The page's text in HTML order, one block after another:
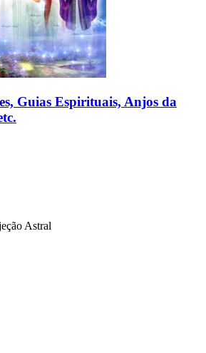
Guias Espirituais, Anjos da